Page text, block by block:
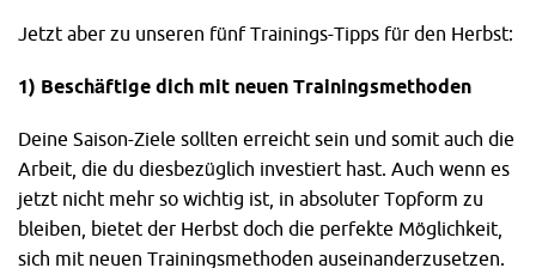
Jetzt aber zu unseren fünf Trainings-Tipps für den Herbst:
1) Beschäftige dich mit neuen Trainingsmethoden
Deine Saison-Ziele sollten erreicht sein und somit auch die
Arbeit, die du diesbezüglich investiert hast. Auch wenn es
jetzt nicht mehr so wichtig ist, in absoluter Topform zu
bleiben, bietet der Herbst doch die perfekte Möglichkeit,
sich mit neuen Trainingsmethoden auseinanderzusetzen.